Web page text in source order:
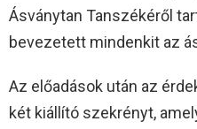
Ásványtan Tanszékéről
bevezetett mindenkit az
Az előadások után az
két kiállító szekrényt,